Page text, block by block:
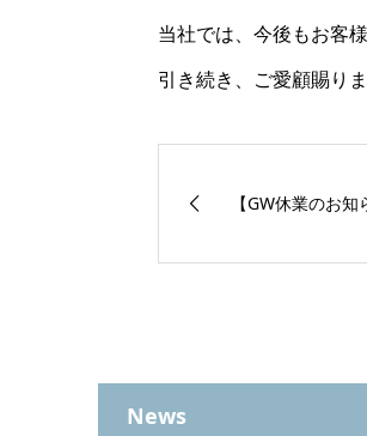
当社では、今後もお客
引き続き、ご愛顧賜り
【GW休業のお知
News